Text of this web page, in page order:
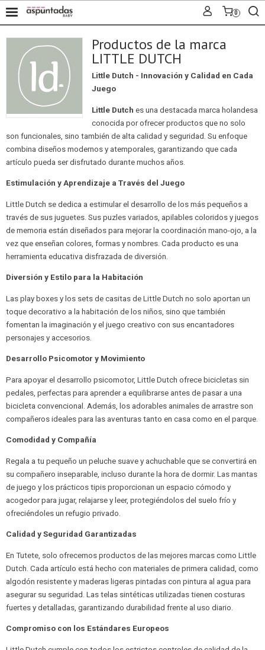
0
Productos de la marca
LITTLE DUTCH
Little Dutch - Innovación y Calidad en Cada
Juego
Little Dutch es una destacada marca holandesa
conocida por ofrecer productos que no solo
son funcionales, sino también de alta calidad y seguridad. Su enfoque
combina diseños modernos y atemporales, garantizando que cada
artículo pueda ser disfrutado durante muchos años.
Estimulación y Aprendizaje a Través del Juego
Little Dutch se dedica a estimular el desarrollo de los más pequeños a
través de sus juguetes. Sus puzles variados, apilables coloridos y juegos
de memoria están diseñados para mejorar la coordinación mano-ojo, a la
vez que enseñan colores, formas y nombres. Cada producto es una
herramienta educativa disfrazada de diversión.
Diversión y Estilo para la Habitación
Las play boxes y los sets de casitas de Little Dutch no solo aportan un
toque decorativo a la habitación de los niños, sino que también
fomentan la imaginación y el juego creativo con sus encantadores
personajes y accesorios.
Desarrollo Psicomotor y Movimiento
Para apoyar el desarrollo psicomotor, Little Dutch ofrece bicicletas sin
pedales, perfectas para aprender a equilibrarse antes de pasar a una
bicicleta convencional. Además, los adorables animales de arrastre son
compañeros ideales para las aventuras tanto en casa como en el parque.
Comodidad y Compañía
Regala a tu pequeño un peluche suave y achuchable que se convertirá en
su compañero inseparable, incluso durante la hora de dormir. Las mantas
de juego y los prácticos tipis proporcionan un espacio cómodo y
acogedor para jugar, relajarse y leer, protegiéndolos del suelo frío y
ofreciéndoles un refugio privado.
Calidad y Seguridad Garantizadas
En Tutete, solo ofrecemos productos de las mejores marcas como Little
Dutch. Cada artículo está hecho con materiales de primera calidad, como
algodón resistente y maderas ligeras pintadas con pintura al agua para
asegurar su seguridad. Las telas sintéticas utilizadas tienen costuras
fuertes y detalladas, garantizando durabilidad frente al uso diario.
Compromiso con los Estándares Europeos